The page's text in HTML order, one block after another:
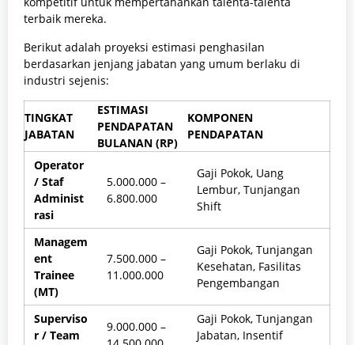
terbaik mereka.
Berikut adalah proyeksi estimasi penghasilan
berdasarkan jenjang jabatan yang umum berlaku di
industri sejenis:
TINGKAT
JABATAN
ESTIMASI
PENDAPATAN
BULANAN (RP)
KOMPONEN
PENDAPATAN
Operator
/ Staf
Administ
rasi
5.000.000 –
6.800.000
Gaji Pokok, Uang
Lembur, Tunjangan
Shift
Managem
ent
Trainee
(MT)
7.500.000 –
11.000.000
Gaji Pokok, Tunjangan
Kesehatan, Fasilitas
Pengembangan
Superviso
r / Team
9.000.000 –
Gaji Pokok, Tunjangan
Jabatan, Insentif